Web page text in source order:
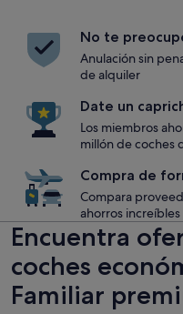
No te
Anulación sin
de alquiler
Date un
Los miembros
millón de coches
Compra de
Compara
ahorros increíbles
Encuentra
coches
Familiar